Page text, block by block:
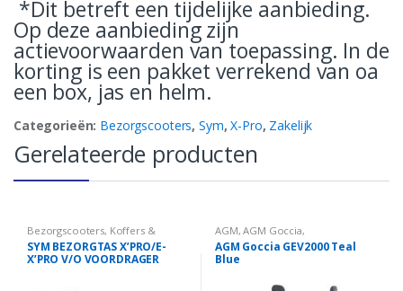
*Dit betreft een tijdelijke aanbieding.
Op deze aanbieding zijn
actievoorwaarden van toepassing. In de
korting is een pakket verrekend van oa
een box, jas en helm.
Categorieën: Bezorgscooters, Sym,X-Pro, Zakelijk
Gerelateerde producten
Bezorgscooters, Koffers &
Tassen,X-Pro,Zakelijk
SYM BEZORGTAS X’PRO/E-
X’PRO V/O VOORDRAGER
AGM,AGM Goccia,
Bezorgscooters,Elektrisch
GEV2000,Zakelijk
AGM Goccia GEV2000 Teal
Blue